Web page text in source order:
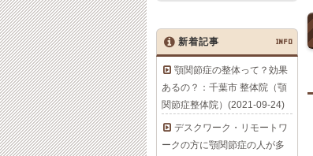
新着記事 INFO
顎関節症の整体って？効果
あるの？：千葉市 整体院（顎
関節症整体院）(2021-09-24)
デスクワーク・リモートワ
ークの方に顎関節症の人が多